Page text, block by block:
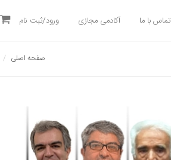
تماس با ما آکادمی مجازی ورود/ثبت نام
صفحه اصلی